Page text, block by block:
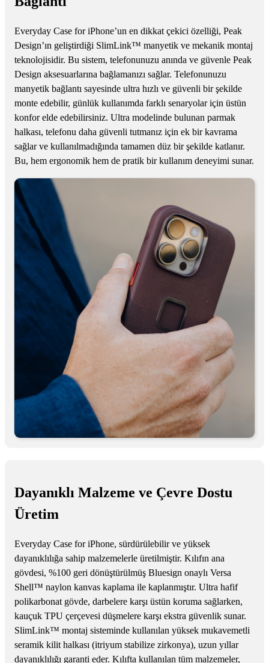
Everyday Case for iPhone’un en dikkat çekici özelliği, Peak
Design’ın geliştirdiği SlimLink™ manyetik ve mekanik montaj
teknolojisidir. Bu sistem, telefonunuzu anında ve güvenle Peak
Design aksesuarlarına bağlamanızı sağlar. Telefonunuzu
manyetik bağlantı sayesinde ultra hızlı ve güvenli bir şekilde
monte edebilir, günlük kullanımda farklı senaryolar için üstün
konfor elde edebilirsiniz. Ultra modelinde bulunan parmak
halkası, telefonu daha güvenli tutmanız için ek bir kavrama
sağlar ve kullanılmadığında tamamen düz bir şekilde katlanır.
Bu, hem ergonomik hem de pratik bir kullanım deneyimi sunar.
Dayanıklı Malzeme ve Çevre Dostu
Üretim
Everyday Case for iPhone, sürdürülebilir ve yüksek
dayanıklılığa sahip malzemelerle üretilmiştir. Kılıfın ana
gövdesi, %100 geri dönüştürülmüş Bluesign onaylı Versa
Shell™ naylon kanvas kaplama ile kaplanmıştır. Ultra hafif
polikarbonat gövde, darbelere karşı üstün koruma sağlarken,
kauçuk TPU çerçevesi düşmelere karşı ekstra güvenlik sunar.
SlimLink™ montaj sisteminde kullanılan yüksek mukavemetli
seramik kilit halkası (itriyum stabilize zirkonya), uzun yıllar
dayanıklılığı garanti eder. Kılıfta kullanılan tüm malzemeler,